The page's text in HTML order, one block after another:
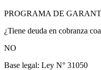
PROGRAMA DE
¿Tiene deuda en cobranza
NO
Base legal: Ley N° 31050